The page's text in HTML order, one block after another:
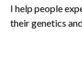
I help people
their genetics